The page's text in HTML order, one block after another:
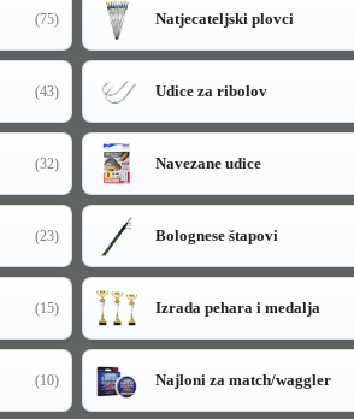
(75) Natjecateljski plovci
(43) Udice za ribolov
(32) Navezane udice
(23) Bolognese štapovi
(15) Izrada pehara i medalja
(10) Najloni za match/waggler